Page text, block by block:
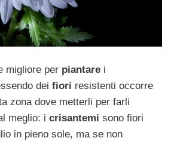
migliore per piantare i
dei fiori resistenti occorre
zona dove metterli per farli
meglio: i crisantemi sono fiori
in pieno sole, ma se non